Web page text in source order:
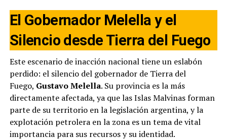
El Gobernador Melella y el
Silencio desde Tierra del Fuego
Este escenario de inacción nacional tiene un eslabón
perdido: el silencio del gobernador de Tierra del
Fuego, Gustavo Melella. Su provincia es la más
directamente afectada, ya que las Islas Malvinas forman
parte de su territorio en la legislación argentina, y la
explotación petrolera en la zona es un tema de vital
importancia para sus recursos y su identidad.